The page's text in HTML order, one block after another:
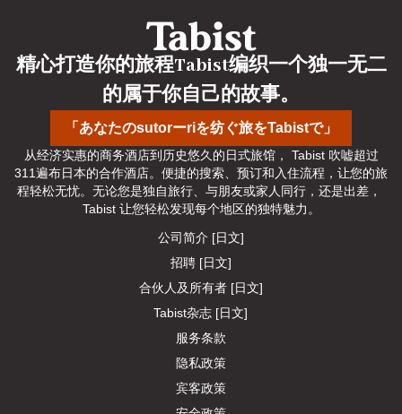
「あなたのsutorーriを纺ぐ旅をTabistで」
精心打造你的旅程Tabist编织一个独一无二
的属于你自己的故事。
从经济实惠的商务酒店到历史悠久的日式旅馆， Tabist 吹嘘超过
311遍布日本的合作酒店。便捷的搜索、预订和入住流程，让您的旅
程轻松无忧。无论您是独自旅行、与朋友或家人同行，还是出差，
Tabist 让您轻松发现每个地区的独特魅力。
公司简介 [日文]
招聘 [日文]
合伙人及所有者 [日文]
Tabist杂志 [日文]
服务条款
隐私政策
宾客政策